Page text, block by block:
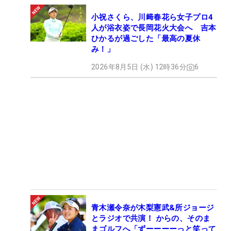
小祝さくら、川﨑春花ら女子プロ4
人が浴衣姿で長岡花火大会へ 吉本
ひかるが過ごした「最高の夏休
み！」
2026年8月5日 (水) 12時36分 6
青木瀬令奈が木梨憲武&所ジョージ
とラジオで共演！ からの、そのま
まゴルフへ「ずーーーーっと笑って